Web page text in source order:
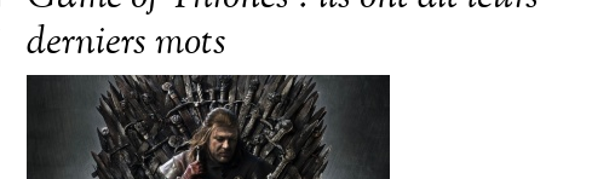
derniers mots